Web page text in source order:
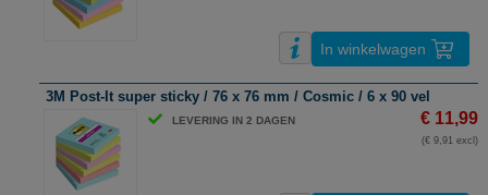
In winkelwagen
3M Post-It super sticky / 76 x 76 mm / Cosmic / 6 x 90 vel
LEVERING IN 2 DAGEN € 11,99
(€ 9,91 excl)